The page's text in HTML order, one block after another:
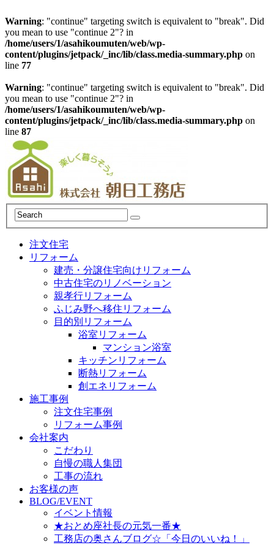
Warning: "continue" targeting switch is equivalent to "break". Did
you mean to use "continue 2"? in
/home/users/1/asahikoumuten/web/wp-
content/plugins/jetpack/_inc/lib/class.media-summary.php on
line 77
Warning: "continue" targeting switch is equivalent to "break". Did
you mean to use "continue 2"? in
/home/users/1/asahikoumuten/web/wp-
content/plugins/jetpack/_inc/lib/class.media-summary.php on
line 87
注文住宅
リフォーム
建売・分譲住宅向けリフォーム
中古住宅のリノベーション
親孝行リフォーム
ふじみ野へ移住リフォーム
目的別リフォーム
浴室リフォーム
マンション浴室
キッチンリフォーム
断熱リフォーム
創エネリフォーム
施工事例
注文住宅事例
リフォーム事例
会社案内
こだわり
自慢の職人集団
工事の流れ
お客様の声
BLOG/EVENT
イベント情報
★おとめ座社長の元気一番★
工務店の奥さんブログ☆「今日のいいね！」